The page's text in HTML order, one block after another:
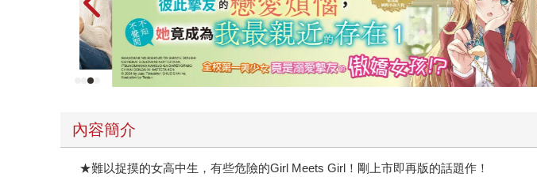
內容簡介
★難以捉摸的女高中生，有些危險的Girl Meets Girl！剛上市即再版的話題作！